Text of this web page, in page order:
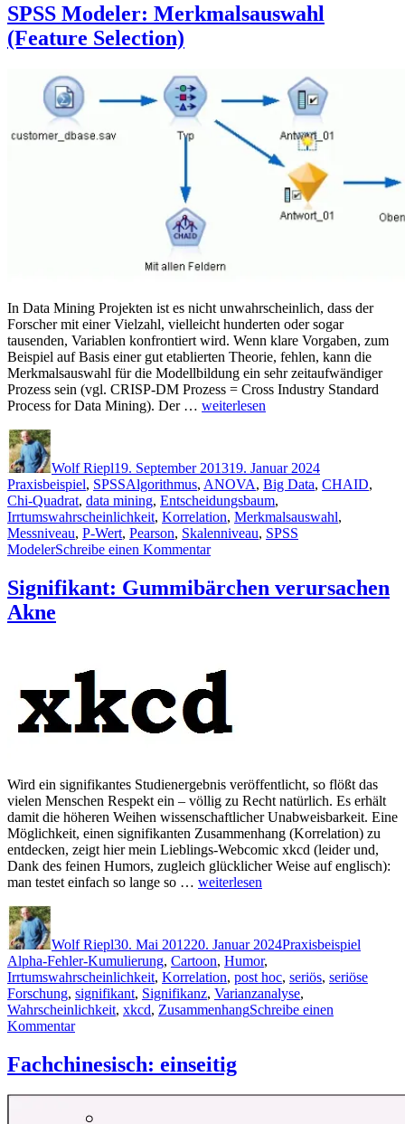
SPSS Modeler: Merkmalsauswahl
(Feature Selection)
In Data Mining Projekten ist es nicht unwahrscheinlich, dass der
Forscher mit einer Vielzahl, vielleicht hunderten oder sogar
tausenden, Variablen konfrontiert wird. Wenn klare Vorgaben, zum
Beispiel auf Basis einer gut etablierten Theorie, fehlen, kann die
Merkmalsauswahl für die Modellbildung ein sehr zeitaufwändiger
Prozess sein (vgl. CRISP-DM Prozess = Cross Industry Standard
Process for Data Mining). Der … „SPSS
Selection)“
weiterlesen
Wolf Riepl19. September 201319. Januar 2024
Praxisbeispiel, SPSSSchlagwörter
Algorithmus, ANOVA, Big Data, CHAID,
Chi-Quadrat, data mining, Entscheidungsbaum,
Irrtumswahrscheinlichkeit, Korrelation, Merkmalsauswahl,
Messniveau, P-Wert, Pearson, Skalenniveau, SPSS
ModelerSchreibe einen Kommentarzu
Modeler:
Merkmalsauswahl
Signifikant: Gummibärchen verursachen
Akne
Wird ein signifikantes Studienergebnis veröffentlicht, so flößt das
vielen Menschen Respekt ein – völlig zu Recht natürlich. Es erhält
damit die höheren Weihen wissenschaftlicher Unabweisbarkeit. Eine
Möglichkeit, einen signifikanten Zusammenhang (Korrelation) zu
entdecken, zeigt hier mein Lieblings-Webcomic xkcd (leider und,
Dank des feinen Humors, zugleich glücklicher Weise auf englisch):
man testet einfach so lange so … „Signifikant:
weiterlesen
Wolf Riepl30. Mai 201220. Januar 2024Praxisbeispiel
Alpha-Fehler-Kumulierung, Cartoon, Humor,
Irrtumswahrscheinlichkeit, Korrelation, post hoc, seriös, seriöse
Forschung, signifikant, Signifikanz, Varianzanalyse,
Wahrscheinlichkeit, xkcd, ZusammenhangSchreibe einen
Kommentarzu
Gummibärchen
verursachen
Fachchinesisch: einseitig